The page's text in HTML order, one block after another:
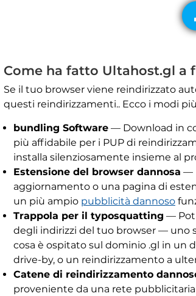
Come ha fatto Ultahost.gl a
Se il tuo browser viene reindirizzato
questi reindirizzamenti.. Ecco i modi
bundling Software — Download in
più affidabile per i PUP di
installa silenziosamente insieme al
Estensione del browser dannosa —
aggiornamento o una pagina di
un più ampio pubblicità dannoso
Trappola per il typosquatting —
degli indirizzi del tuo browser — uno
cosa è ospitato sul dominio .gl in un
drive-by, o un reindirizzamento a
Catene di reindirizzamento
proveniente da una rete